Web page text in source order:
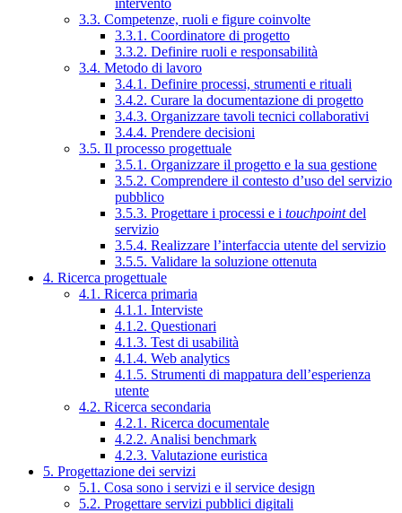
intervento
3.3. Competenze, ruoli e figure coinvolte
3.3.1. Coordinatore di progetto
3.3.2. Definire ruoli e responsabilità
3.4. Metodo di lavoro
3.4.1. Definire processi, strumenti e rituali
3.4.2. Curare la documentazione di progetto
3.4.3. Organizzare tavoli tecnici collaborativi
3.4.4. Prendere decisioni
3.5. Il processo progettuale
3.5.1. Organizzare il progetto e la sua gestione
3.5.2. Comprendere il contesto d’uso del servizio
pubblico
3.5.3. Progettare i processi e i touchpointdel
servizio
3.5.4. Realizzare l’interfaccia utente del servizio
3.5.5. Validare la soluzione ottenuta
4. Ricerca progettuale
4.1. Ricerca primaria
4.1.1. Interviste
4.1.2. Questionari
4.1.3. Test di usabilità
4.1.4. Web analytics
4.1.5. Strumenti di mappatura dell’esperienza
utente
4.2. Ricerca secondaria
4.2.1. Ricerca documentale
4.2.2. Analisi benchmark
4.2.3. Valutazione euristica
5. Progettazione dei servizi
5.1. Cosa sono i servizi e il service design
5.2. Progettare servizi pubblici digitali